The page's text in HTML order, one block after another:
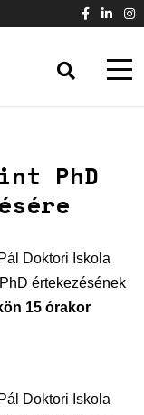
PhD
Doktori Iskola
PhD értekezésének
15 órakor
Doktori Iskola